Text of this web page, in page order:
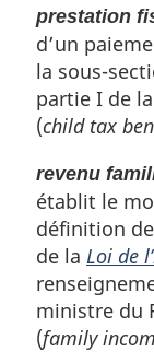
prestation
d’un
la sous-
partie I de la
(child tax
revenu
établit le
définition de
de la Loi de
ministre du
(family